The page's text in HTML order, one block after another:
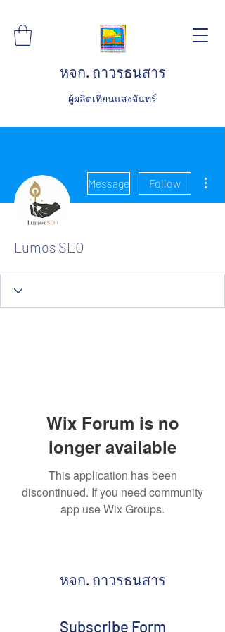
หจก. ถาวรธนสาร
ผู้ผลิตเทียนแสงจันทร์
Message Follow
Lumos SEO
Wix Forum is no
longer available
This application has been
discontinued. If you need community
app use Wix Groups.
หจก. ถาวรธนสาร
Subscribe Form